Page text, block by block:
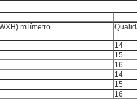
milímetro
14
15
16
14
15
16